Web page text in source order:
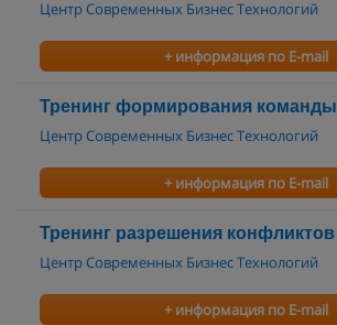
Центр Современных Бизнес Технологий
+ информация по E-mail
Тренинг формирования команды
Центр Современных Бизнес Технологий
+ информация по E-mail
Тренинг разрешения конфликтов
Центр Современных Бизнес Технологий
+ информация по E-mail